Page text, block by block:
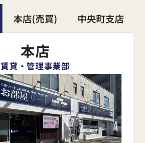
本店(売買) 中央町支店
本店
賃貸・管理事業部